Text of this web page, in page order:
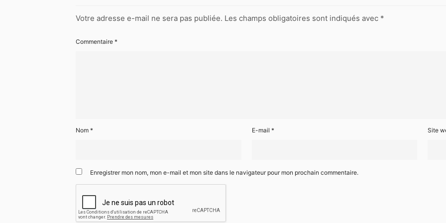
Votre adresse e-mail ne sera pas publiée. Les champs obligatoires sont indiqués avec *
Commentaire *
Nom * E-mail * Site
Enregistrer mon nom, mon e-mail et mon site dans le navigateur pour mon prochain commentaire.